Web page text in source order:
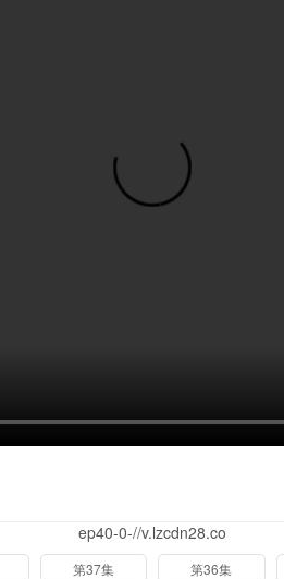
ep40-0-//v.lzcdn28.co
第37集 第36集